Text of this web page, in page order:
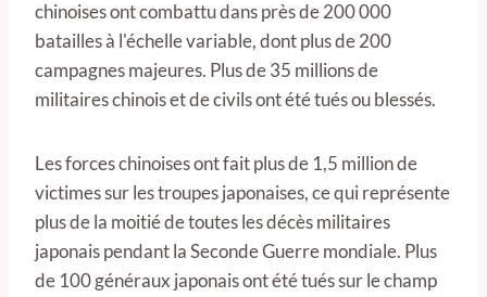
chinoises ont combattu dans près de 200 000
batailles à l'échelle variable, dont plus de 200
campagnes majeures. Plus de 35 millions de
militaires chinois et de civils ont été tués ou blessés.
Les forces chinoises ont fait plus de 1,5 million de
victimes sur les troupes japonaises, ce qui représente
plus de la moitié de toutes les décès militaires
japonais pendant la Seconde Guerre mondiale. Plus
de 100 généraux japonais ont été tués sur le champ